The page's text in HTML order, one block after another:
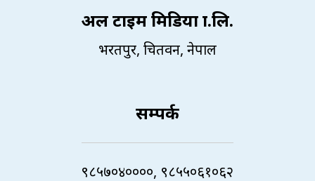
अल टाइम मिडिया प्रा.लि.
भरतपुर, चितवन, नेपाल
सम्पर्क
९८५७०४००००, ९८५५०६१०६२